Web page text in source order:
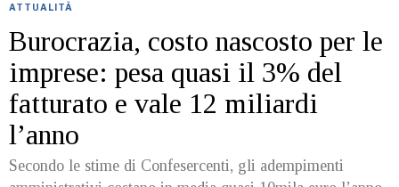
ATTUALITÀ
Burocrazia, costo nascosto per le
imprese: pesa quasi il 3% del
fatturato e vale 12 miliardi
l’anno
Secondo le stime di Confesercenti, gli adempimenti